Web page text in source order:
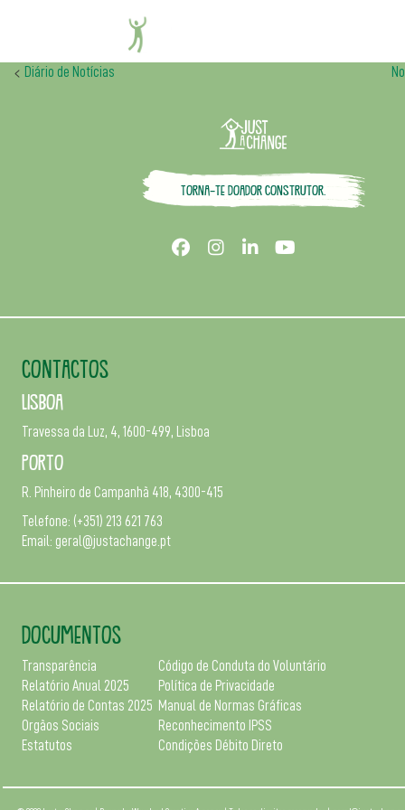
< Diário de Notícias
Torna-te doador construtor.
CONTACTOS
Lisboa
Travessa da Luz, 4, 1600-499, Lisboa
Porto
R. Pinheiro de Campanhã 418, 4300-415
Telefone: (+351) 213 621 763
Email: geral@justachange.pt
DOCUMENTOS
Transparência
Relatório Anual 2025
Relatório de Contas 2025
Orgãos Sociais
Estatutos
Código de Conduta do Voluntário
Política de Privacidade
Manual de Normas Gráficas
Reconhecimento IPSS
Condições Débito Direto